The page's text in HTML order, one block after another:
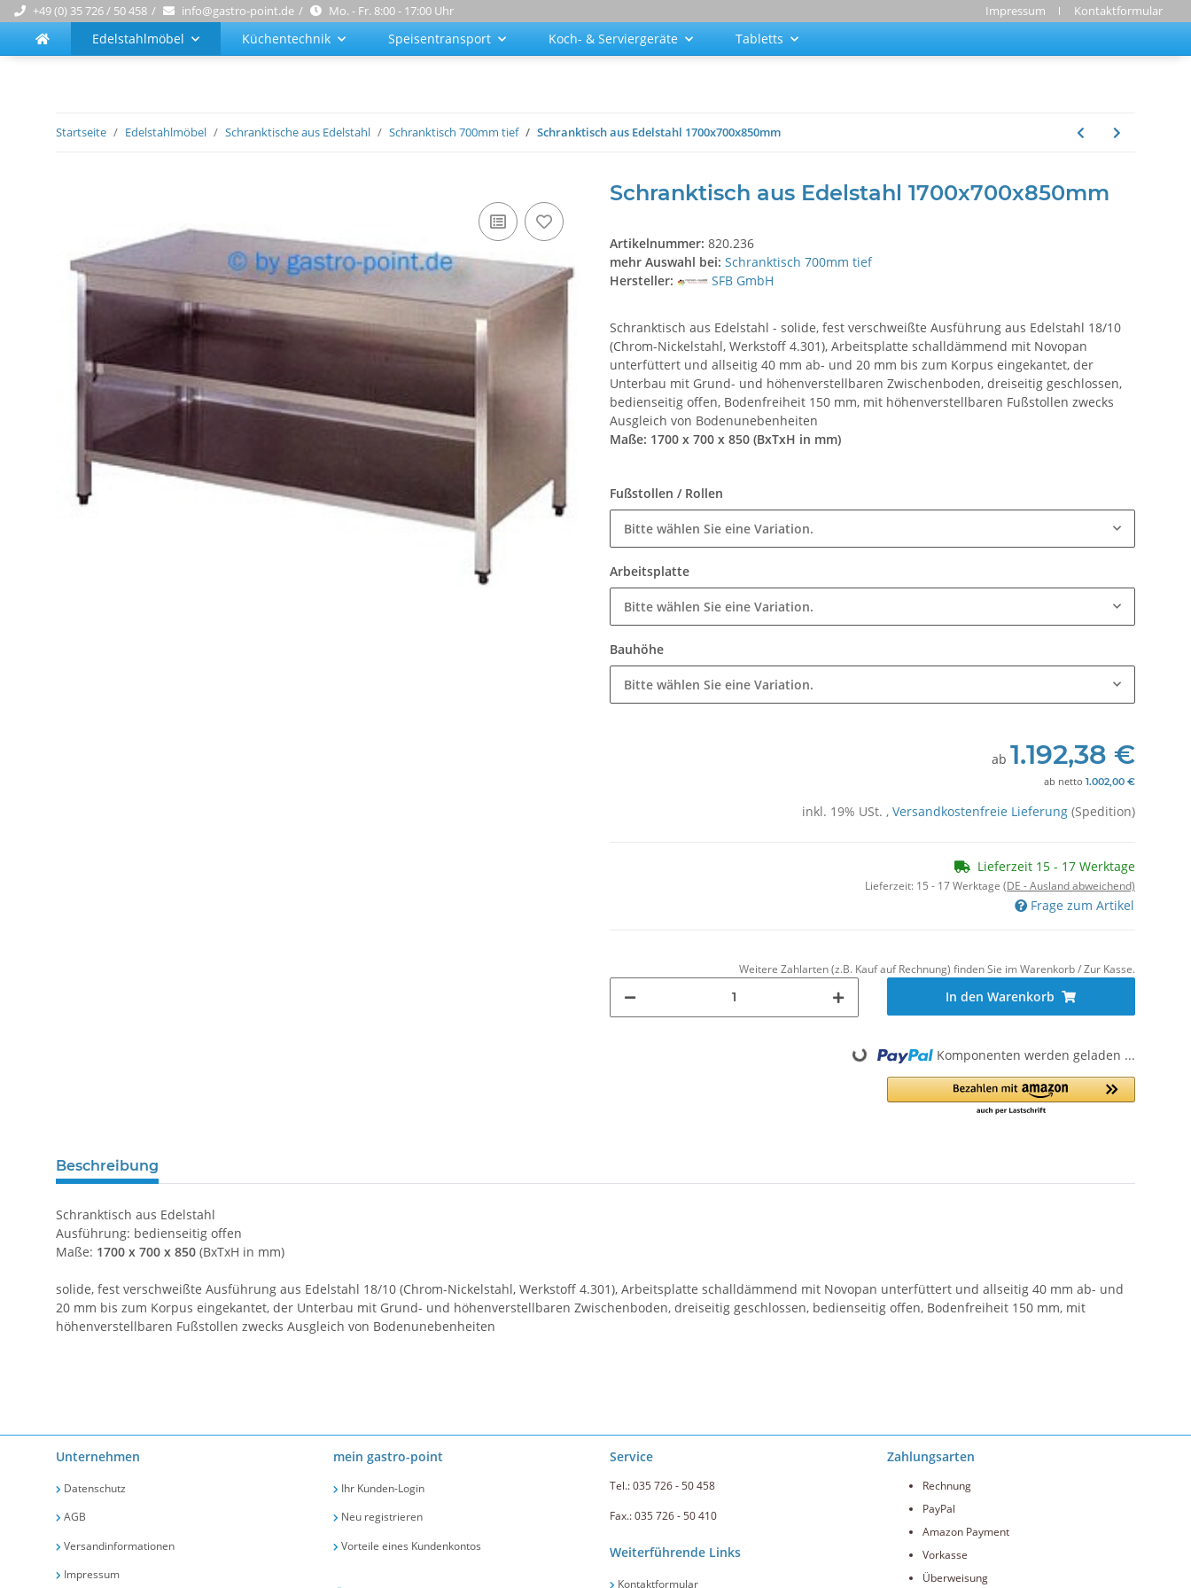
+49 (0) 35 726 / 50 458 info@gastro-point.de Mo. - Fr. 8:00 - 17:00 Uhr Impressum Kontaktformular
Edelstahlmöbel Küchentechnik Speisentransport Koch- & Serviergeräte Tabletts
Startseite Edelstahlmöbel Schranktische aus Edelstahl Schranktisch 700mm tief Schranktisch aus Edelstahl 1700x700x850mm
Schranktisch aus Edelstahl 1700x700x850mm
Artikelnummer: 820.236
mehr Auswahl bei: Schranktisch 700mm tief
Hersteller:
SFB GmbH
Schranktisch aus Edelstahl - solide, fest verschweißte Ausführung aus Edelstahl 18/10
(Chrom-Nickelstahl, Werkstoff 4.301), Arbeitsplatte schalldämmend mit Novopan
unterfüttert und allseitig 40 mm ab- und 20 mm bis zum Korpus eingekantet, der
Unterbau mit Grund- und höhenverstellbaren Zwischenboden, dreiseitig geschlossen,
bedienseitig offen, Bodenfreiheit 150 mm, mit höhenverstellbaren Fußstollen zwecks
Ausgleich von Bodenunebenheiten
Maße: 1700 x 700 x 850 (BxTxH in mm)
Fußstollen / Rollen
Bitte wählen Sie eine Variation.
Arbeitsplatte
Bitte wählen Sie eine Variation.
Bauhöhe
Bitte wählen Sie eine Variation.
ab 1.192,38 €
ab netto 1.002,00 €
inkl. 19% USt. , Versandkostenfreie Lieferung (Spedition)
Lieferzeit 15 - 17 Werktage
Lieferzeit: 15 - 17 Werktage (DE - Ausland abweichend)
Frage zum Artikel
Weitere Zahlarten (z.B. Kauf auf Rechnung) finden Sie im Warenkorb / Zur Kasse.
In den Warenkorb
Loading... Komponenten werden geladen ...
Beschreibung
Schranktisch aus Edelstahl
Ausführung: bedienseitig offen
Maße: 1700 x 700 x 850 (BxTxH in mm)
solide, fest verschweißte Ausführung aus Edelstahl 18/10 (Chrom-Nickelstahl, Werkstoff 4.301), Arbeitsplatte schalldämmend mit Novopan unterfüttert und allseitig 40 mm ab- und
20 mm bis zum Korpus eingekantet, der Unterbau mit Grund- und höhenverstellbaren Zwischenboden, dreiseitig geschlossen, bedienseitig offen, Bodenfreiheit 150 mm, mit
höhenverstellbaren Fußstollen zwecks Ausgleich von Bodenunebenheiten
Unternehmen
Datenschutz
AGB
Versandinformationen
Impressum
mein gastro-point
Ihr Kunden-Login
Neu registrieren
Vorteile eines Kundenkontos
Service
Tel.: 035 726 - 50 458
Fax.: 035 726 - 50 410
Weiterführende Links
Kontaktformular
Zahlungsarten
Rechnung
PayPal
Amazon Payment
Vorkasse
Überweisung